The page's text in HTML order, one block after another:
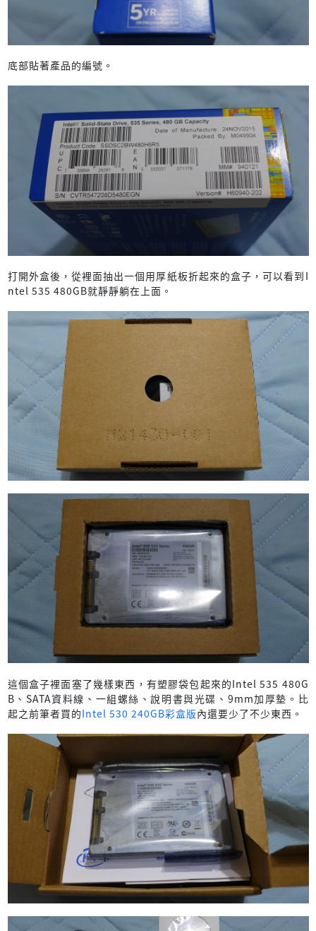
底部貼著產品的編號。
打開外盒後，從裡面抽出一個用厚紙板折起來的盒子，可以看到I
ntel 535 480GB就靜靜躺在上面。
這個盒子裡面塞了幾樣東西，有塑膠袋包起來的Intel 535 480G
B、SATA資料線、一組螺絲、說明書與光碟、9mm加厚墊。比
起之前筆者買的Intel 530 240GB彩盒版內還要少了不少東西。